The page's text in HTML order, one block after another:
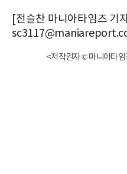
[전슬찬 마니아타임즈 기
<저작권자 © 마니아타임